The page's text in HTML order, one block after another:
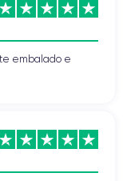
embalado e